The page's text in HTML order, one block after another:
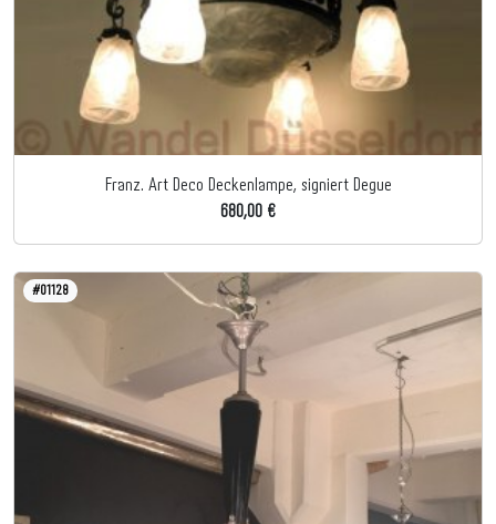
Franz. Art Deco Deckenlampe, signiert Degue
680,00 €
#01128